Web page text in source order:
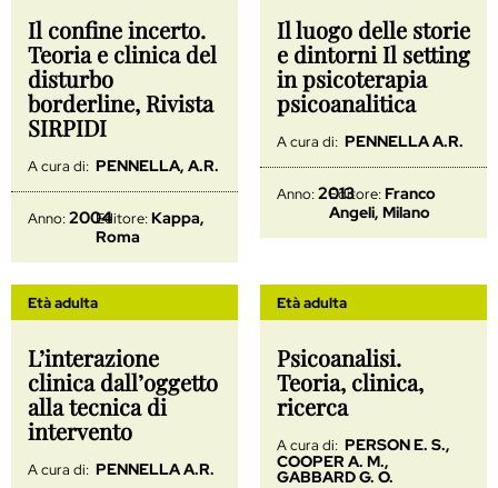
Il confine incerto.
Teoria e clinica del
disturbo
borderline, Rivista
SIRPIDI
A cura di: PENNELLA, A.R.
Anno:2004Editore:Kappa,
Roma
Il luogo delle storie
e dintorni Il setting
in psicoterapia
psicoanalitica
A cura di: PENNELLA A.R.
Anno:2013
Editore:Franco
Angeli, Milano
Età adulta
L’interazione
clinica dall’oggetto
alla tecnica di
intervento
A cura di: PENNELLA A.R.
Età adulta
Psicoanalisi.
Teoria, clinica,
ricerca
A cura di: PERSON E. S.,
COOPER A. M.,
GABBARD G. O.